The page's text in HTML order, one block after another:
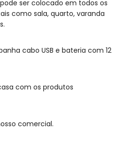
ser colocado em todos os
como sala, quarto, varanda
cabo USB e bateria com 12
com os produtos
comercial.